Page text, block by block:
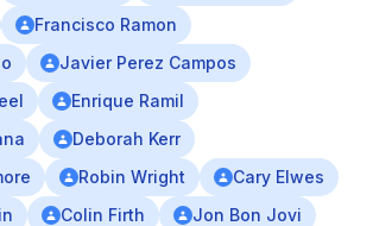
Francisco Ramon
Javier Perez Campos
Enrique Ramil
Deborah Kerr
Robin Wright
Cary Elwes
Colin Firth
Jon Bon Jovi